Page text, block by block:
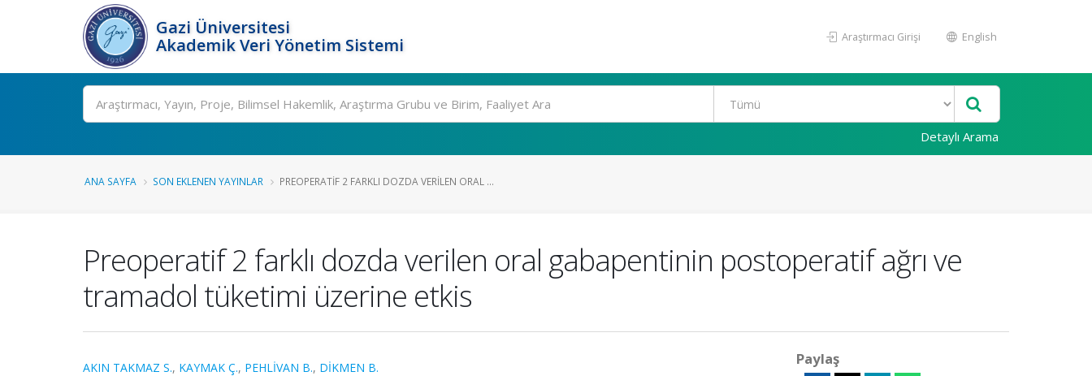
Gazi Üniversitesi
Akademik Veri Yönetim Sistemi
Araştırmacı Girişi English
Ara
Detaylı Arama
ANA SAYFA SON EKLENEN YAYINLAR PREOPERATIF 2 FARKLI DOZDA VERILEN ORAL ...
Preoperatif 2 farklı dozda verilen oral gabapentinin postoperatif ağrı ve
tramadol tüketimi üzerine etkis
AKIN TAKMAZ S., KAYMAK Ç., PEHLİVAN B., DİKMEN B.
Paylaş